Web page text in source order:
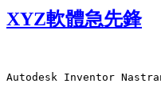
XYZ軟體急先鋒
Autodesk Inventor Nastran